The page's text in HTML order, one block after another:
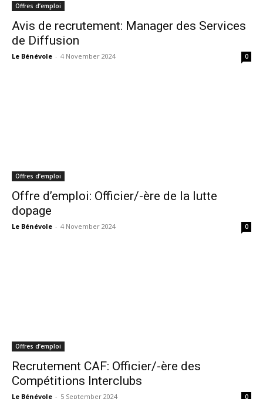
Offres d’emploi
Avis de recrutement: Manager des Services
de Diffusion
Le Bénévole - 4 November 2024 0
Offres d’emploi
Offre d’emploi: Officier/-ère de la lutte
dopage
Le Bénévole - 4 November 2024 0
Offres d’emploi
Recrutement CAF: Officier/-ère des
Compétitions Interclubs
Le Bénévole - 5 September 2024 0